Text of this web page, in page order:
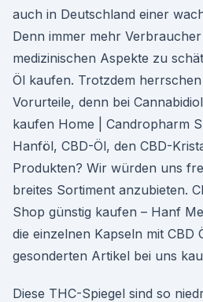
auch in Deutschland einer
Denn immer mehr Verbraucher
medizinischen Aspekte zu
Öl kaufen. Trotzdem
Vorurteile, denn bei
kaufen Home | Candropharm
Hanföl, CBD-Öl, den CBD-
Produkten? Wir würden uns
breites Sortiment anzubieten.
Shop günstig kaufen – Hanf
die einzelnen Kapseln mit CBD
gesonderten Artikel bei uns
Diese THC-Spiegel sind so